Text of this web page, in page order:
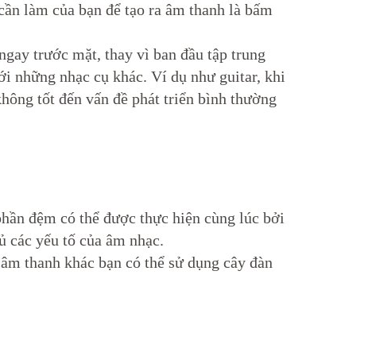
làm của bạn để tạo ra âm thanh là bấm
trước mặt, thay vì ban đầu tập trung
những nhạc cụ khác. Ví dụ như guitar, khi
tốt đến vấn đề phát triển bình thường
đệm có thể được thực hiện cùng lúc bởi
yếu tố của âm nhạc.
thanh khác bạn có thể sử dụng cây đàn